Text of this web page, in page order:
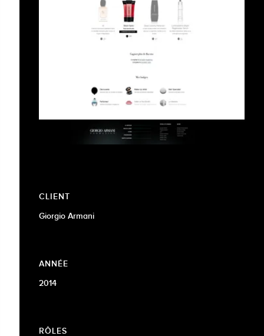
CLIENT
Giorgio Armani
ANNÉE
2014
RÔLES